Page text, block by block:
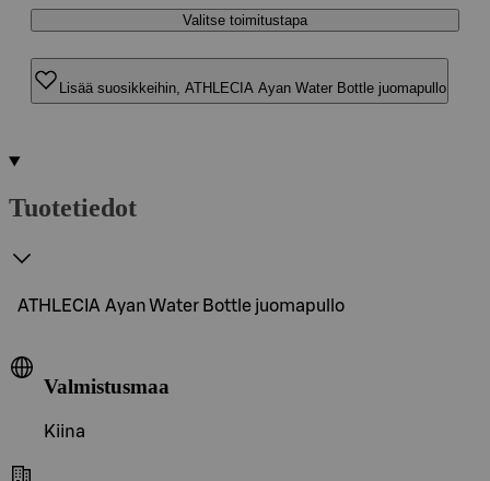
Valitse toimitustapa
Lisää suosikkeihin, ATHLECIA Ayan Water Bottle juomapullo
Tuotetiedot
ATHLECIA Ayan Water Bottle juomapullo
Valmistusmaa
Kiina